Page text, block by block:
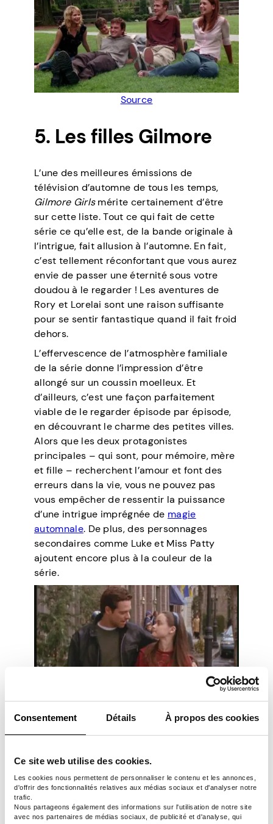
Consentement Détails À propos des cookies
Ce site web utilise des cookies.
Les cookies nous permettent de personnaliser le contenu et les annonces,
d'offrir des fonctionnalités relatives aux médias sociaux et d'analyser notre
trafic.
Nous partageons également des informations sur l'utilisation de notre site
avec nos partenaires de médias sociaux, de publicité et d'analyse, qui
Source
5. Les filles Gilmore
L’une des meilleures émissions de
télévision d’automne de tous les temps,
Gilmore Girlsmérite certainement d’être
sur cette liste. Tout ce qui fait de cette
série ce qu’elle est, de la bande originale à
l’intrigue, fait allusion à l’automne. En fait,
c’est tellement réconfortant que vous aurez
envie de passer une éternité sous votre
doudou à le regarder ! Les aventures de
Rory et Lorelai sont une raison suffisante
pour se sentir fantastique quand il fait froid
dehors.
L’effervescence de l’atmosphère familiale
de la série donne l’impression d’être
allongé sur un coussin moelleux. Et
d’ailleurs, c’est une façon parfaitement
viable de le regarder épisode par épisode,
en découvrant le charme des petites villes.
Alors que les deux protagonistes
principales – qui sont, pour mémoire, mère
et fille – recherchent l’amour et font des
erreurs dans la vie, vous ne pouvez pas
vous empêcher de ressentir la puissance
d’une intrigue imprégnée de magie
automnale. De plus, des personnages
secondaires comme Luke et Miss Patty
ajoutent encore plus à la couleur de la
série.
6. Pics jumeaux
Twin Peaksest unspectacle super
. Plus précisément, c’est une
série culte et la préférée de beaucoup.